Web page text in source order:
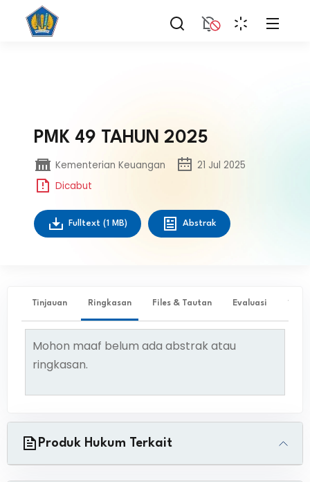
PMK 49 TAHUN 2025
Kementerian Keuangan
21 Jul 2025
Dicabut
Fulltext (1 MB) Abstrak
Tinjauan Ringkasan Files & Tautan Evaluasi ✨
Mohon maaf belum ada abstrak atau
ringkasan.
Produk Hukum Terkait